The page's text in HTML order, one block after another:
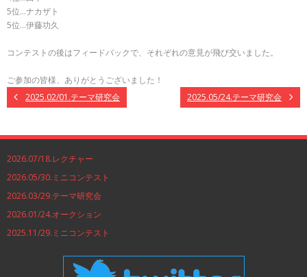
5位…ナカザト
5位…伊藤功久
コンテストの後はフィードバックで、それぞれの意見が飛び交いました。
ご参加の皆様、ありがとうございました！
2025.02/01.テーマ研究会
2025.05/24.テーマ研究会
2026.07/18.レクチャー
2026.05/30.ミニコンテスト
2026.03/29.テーマ研究会
2026.01/24.オークション
2025.11/29.ミニコンテスト